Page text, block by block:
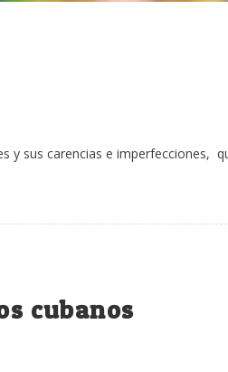
y sus carencias e imperfecciones,
cubanos